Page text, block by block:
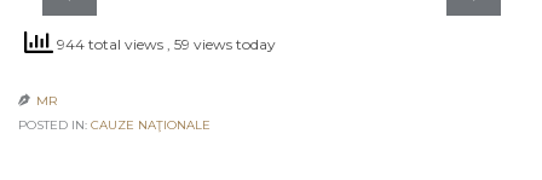
944 total views , 59 views today
 MR
POSTED IN: CAUZE NAŢIONALE